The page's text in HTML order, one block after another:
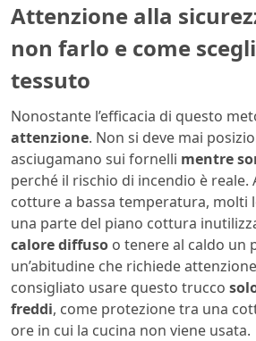
Attenzione alla
non farlo e come
tessuto
Nonostante l’efficacia di questo
attenzione. Non si deve mai
asciugamano sui fornelli mentre
perché il rischio di incendio è reale.
cotture a bassa temperatura, molti
una parte del piano cottura
calore diffuso o tenere al caldo un
un’abitudine che richiede
consigliato usare questo trucco
freddi, come protezione tra una
ore in cui la cucina non viene usata.